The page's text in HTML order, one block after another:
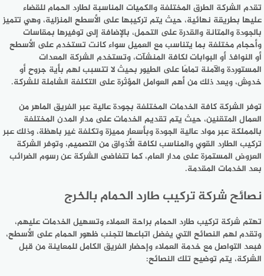
تقدم الشركة الطرق المختلفة والكميات المناسبة لطارد الحمام للقضاء
عليها بطريقة نهائية، حيث يتم تركيبها على الأسطح المنزلية، وهي تتميز
بالجودة والمتانة والقدرة على التحمل، بالإضافة إلى توفيرها بمقاسات
وأحجام مختلفة بما يتناسب مع العميل سواء كانت تستخدم على الأسطح
أو النوافذ أو البوابات لكافة المنشآت، وتستخدم الشركة المعدات
المستوردة والآمنة تمامًا على الطيور بحيث لا تتسبب لهم بأية جروح أو
خدوش، ويعد ذلك من أهم العوامل المؤثرة على التكلفة الشاملة للشركة.
توفر الشركة كافة الخدمات المختلفة بجودة عالية عبر الفريق الماهر من
العمال المتقنين، حيث يتم تقديم الخدمات على مدار المدن المختلفة
بالمملكة عبر مواد عالية الجودة وبأسعار مميزة وتكلفة غير باهظة، وذلك عبر
تركيب الطارد القوي والمناسب لكافة الأذواق من التصميم، وتوفر الشركة
العروض المستمرة على مدار العام، كما تتغاضى الشركة عن رسوم الضرائب
بعد الخدمات المقدمة.
نصائح شركة تركيب طارد الحمام بالخرج
تهتم شركة تركيب طارد الحمام براحة العملاء وتسهيل الخدمات عليهم،
وتقدم لهم النصائح التي يفضل اتباعها لتجنب ظهور الحمام على الأسطح،
فبعد التواصل مع خدمة العملاء وإحضار الفريق الكامل للمعاينة من قبل
الشركة، يتم توضيح تلك النصائح: